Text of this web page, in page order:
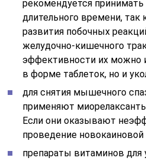
рекомендуется принимать
длительного времени, так
развития побочных
желудочно-кишечного
эффективности их можно
в форме таблеток, но и
для снятия мышечного
применяют
Если они оказывают
проведение
препараты витаминов для